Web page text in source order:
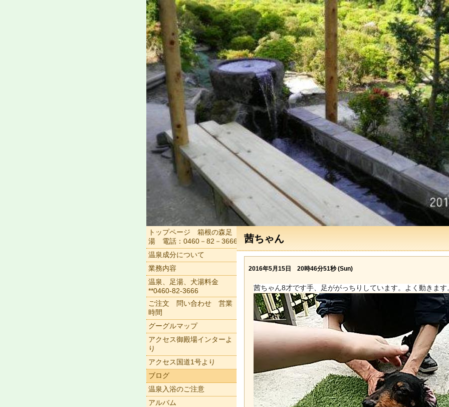
茜ちゃん
2016年5月15日 20時46分51秒 (Sun)
茜ちゃん8才です手、足ががっちりしています。よく動きます
トップページ 箱根の森足
湯 電話：0460－82－3666
温泉成分について
業務内容
温泉、足湯、犬湯料金
**0460-82-3666
ご注文 問い合わせ 営業
時間
グーグルマップ
アクセス御殿場インターよ
り
アクセス国道1号より
ブログ
温泉入浴のご注意
アルバム